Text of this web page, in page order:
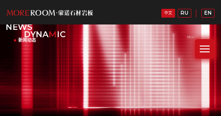
中文 RU EN
NEWS
DYNAM IC
新闻动态